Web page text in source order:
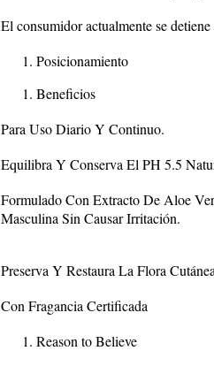
El consumidor actualmente se
Posicionamiento
Beneficios
Para Uso Diario Y Continuo.
Equilibra Y Conserva El PH 5.5
Formulado Con Extracto De Aloe
Masculina Sin Causar Irritación.
Preserva Y Restaura La Flora
Con Fragancia Certificada
Reason to Believe